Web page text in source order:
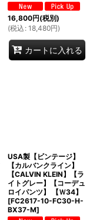
16,800円(税別)
(税込 : 18,480円)
カートに入れる
USA製【ビンテージ】
【カルバンクライン】
【CALVIN KLEIN】【ラ
イトグレー】【コーデュ
ロイパンツ】 【Ｗ34】
[FC2617-10-FC30-H-
BX37-M]